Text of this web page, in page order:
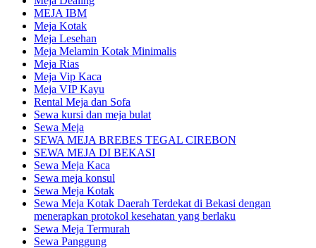
MEJA IBM
Meja Kotak
Meja Lesehan
Meja Melamin Kotak Minimalis
Meja Rias
Meja Vip Kaca
Meja VIP Kayu
Rental Meja dan Sofa
Sewa kursi dan meja bulat
Sewa Meja
SEWA MEJA BREBES TEGAL CIREBON
SEWA MEJA DI BEKASI
Sewa Meja Kaca
Sewa meja konsul
Sewa Meja Kotak
Sewa Meja Kotak Daerah Terdekat di Bekasi dengan
menerapkan protokol kesehatan yang berlaku
Sewa Meja Termurah
Sewa Panggung